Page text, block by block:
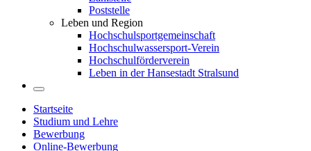
Poststelle
Leben und Region
Hochschulsportgemeinschaft
Hochschulwassersport-Verein
Hochschulförderverein
Leben in der Hansestadt Stralsund
Startseite
Studium und Lehre
Bewerbung
Online-Bewerbung